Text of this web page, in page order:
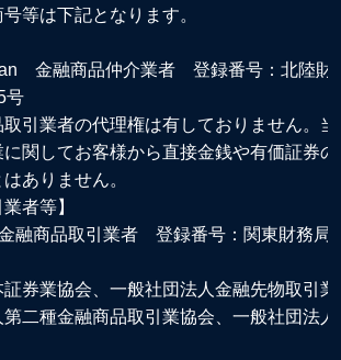
等は下記となります。
金融商品仲介業者 登録番号：北陸財
号
引業者の代理権は有しておりません。当
関してお客様から直接金銭や有価証券の
ありません。
者等】
融商品取引業者 登録番号：関東財務局
券業協会、一般社団法人金融先物取引業
二種金融商品取引業協会、一般社団法人